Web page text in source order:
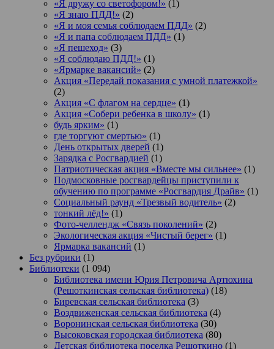
«Я дружу со светофором!» (1)
«Я знаю ПДД!» (2)
«Я и моя семья соблюдаем ПДД» (2)
«Я и папа соблюдаем ПДД» (1)
«Я пешеход» (3)
«Я соблюдаю ПДД!» (1)
«Ярмарке вакансий» (2)
Акция «Передай показания с умной платежкой»
(2)
Акция «С флагом на сердце» (1)
Акция «Собери ребенка в школу» (1)
будь ярким» (1)
где торгуют смертью» (1)
День открытых дверей (1)
Зарядка с Росгвардией (1)
Патриотическая акция «Вместе мы сильнее» (1)
Подмосковные росгвардейцы приступили к
обучению по программе «Росгвардия Драйв» (1)
Социальный раунд «Трезвый водитель» (2)
тонкий лёд!» (1)
Фото-челлендж «Связь поколений» (2)
Экологическая акция «Чистый берег» (1)
Ярмарка вакансий (1)
Без рубрики (1)
Библиотеки (1 094)
Библиотека имени Юрия Петровича Артюхина
(Решоткинская сельская библиотека) (18)
Биревская сельская библиотека (3)
Воздвиженская сельская библиотека (4)
Воронинская сельская библиотека (30)
Высоковская городская библиотека (80)
Детская библиотека поселка Решоткино (1)